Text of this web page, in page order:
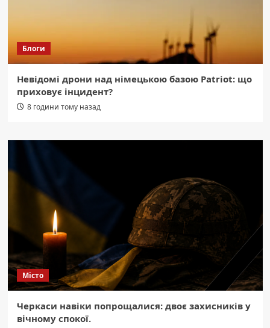
Блоги
Невідомі дрони над німецькою базою Patriot: що
приховує інцидент?
8 години тому назад
Місто
Черкаси навіки попрощалися: двоє захисників у
вічному спокої.